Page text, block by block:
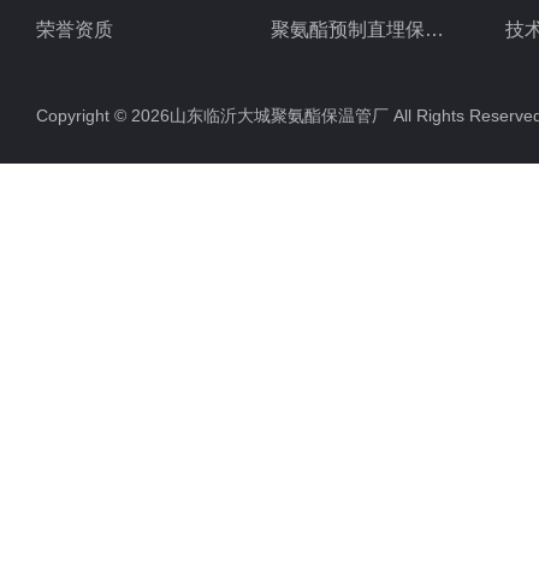
荣誉资质 聚氨酯预制直埋保温管
聚氨酯发泡保温管
技
Copyright © 2026山东临沂大城聚氨酯保温管厂 All Rights